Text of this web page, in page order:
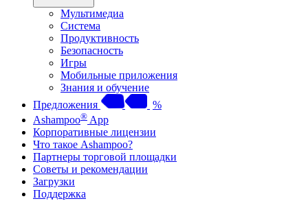
Мультимедиа
Система
Продуктивность
Безопасность
Игры
Мобильные приложения
Знания и обучение
Предложения
%
Ashampoo® App
Корпоративные лицензии
Что такое Ashampoo?
Партнеры торговой площадки
Советы и рекомендации
Загрузки
Поддержка